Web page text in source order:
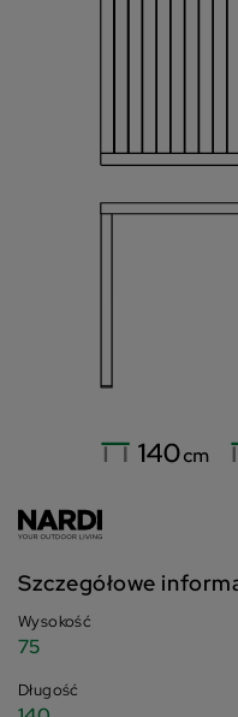
Szczegółowe
Wysokość
75
Długość